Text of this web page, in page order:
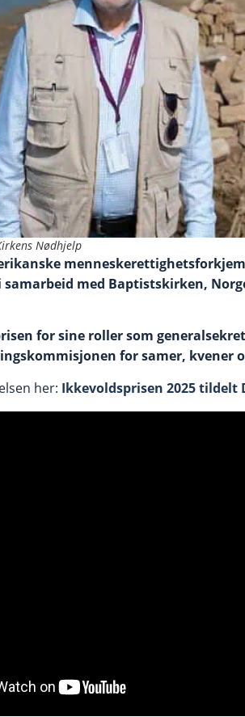
Nødhjelp
samarbeid med Baptistskirken,
for sine roller som
for samer, kvener
her: Ikkevoldsprisen 2025 tildelt